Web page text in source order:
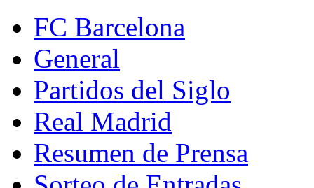
FC Barcelona
General
Partidos del Siglo
Real Madrid
Resumen de Prensa